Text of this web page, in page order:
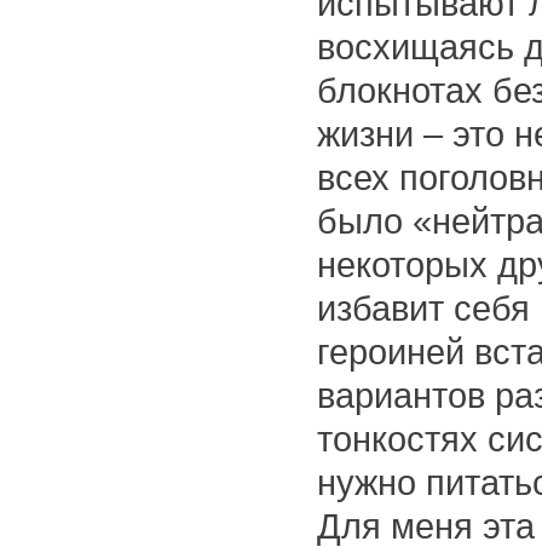
восхищаясь
блокнотах
жизни – это
всех
было
некоторых
избавит
героиней
вариантов
тонкостях
нужно
Для меня эта